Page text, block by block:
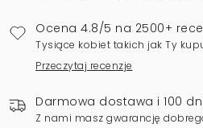
Ocena 4.8/5 na 2500+
Tysiące kobiet takich jak Ty
Przeczytaj recenzje
Darmowa dostawa i 100
Z nami masz gwarancję